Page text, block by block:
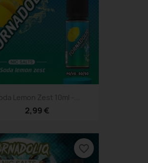
Lemon Zest 10ml -...
2,99 €
favorite_border